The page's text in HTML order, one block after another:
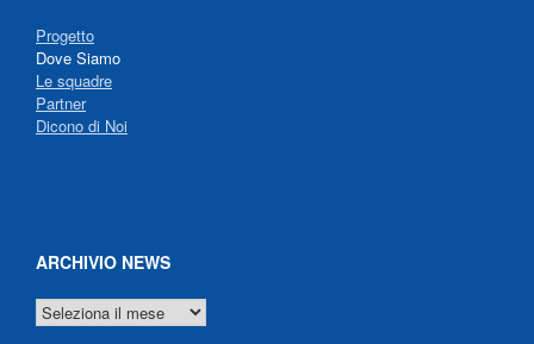
Progetto
Dove Siamo
Le squadre
Partner
Dicono di Noi
ARCHIVIO NEWS
ARCHIVIO
NEWS